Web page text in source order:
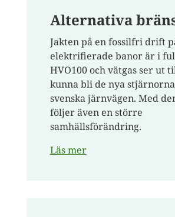
Alternativa
Jakten på en fossilfri drift
elektrifierade banor är i
HVO100 och vätgas ser ut
kunna bli de nya
svenska järnvägen. Med
följer även en större
samhällsförändring.
Läs mer